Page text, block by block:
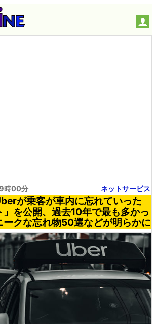
時00分 ネットサービス
が乗客が車内に忘れていった
」を公開、過去10年で最も多かっ
ークな忘れ物50選などが明らかに